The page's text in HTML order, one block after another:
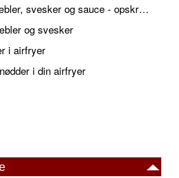
Andesteg med æbler, svesker og sauce - opskrift også til jul
og svesker
i airfryer
i din airfryer